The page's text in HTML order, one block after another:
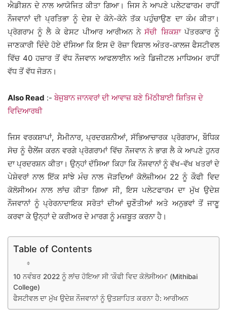
ਐਡੀਸ਼ਨ ਦੇ ਨਾਲ ਆਯੋਜਿਤ ਕੀਤਾ ਗਿਆ। ਜਿਸ ਨੇ ਆਪਣੇ ਪਲੇਟਫਾਰਮ ਰਾਹੀਂ
ਨੌਜਵਾਨਾਂ ਦੀ ਪ੍ਰਤਿਭਾ ਨੂੰ ਦੇਸ਼ ਦੇ ਕੋਨੇ-ਕੋਨੇ ਤੱਕ ਪਹੁੰਚਾਉਣ ਦਾ ਕੰਮ ਕੀਤਾ।
ਪ੍ਰੋਗਰਾਮ ਨੂੰ ਲੈ ਕੇ ਫੇਸਟ ਪੀਆਰ ਆਰੀਅਨ ਨੇਸੱਚੀ ਸ਼ਿਕਸ਼ਾਪੱਤਰਕਾਰ ਨੂੰ
ਜਾਣਕਾਰੀ ਦਿੰਦੇ ਹੋਏ ਦੱਸਿਆ ਕਿ ਇਸ ਦੋ ਰੋਜ਼ਾ ਵਿਸ਼ਾਲ ਅੰਤਰ-ਕਾਲਜ ਫੈਸਟੀਵਲ
ਵਿੱਚ 40 ਹਜ਼ਾਰ ਤੋਂ ਵੱਧ ਨੌਜਵਾਨ ਆਫਲਾਈਨ ਅਤੇ ਡਿਜੀਟਲ ਮਾਧਿਅਮ ਰਾਹੀਂ
ਵੱਧ ਤੋਂ ਵੱਧ ਜੋੜਨ।
Also Read :- ਬੇਜੁਬਾਨ ਜਾਨਵਰਾਂ ਦੀ ਆਵਾਜ਼ ਬਣੇ ਮਿੱਠੀਬਾਈ ਸ਼ਿਤਿਜ ਦੇ
ਵਿਦਿਆਰਥੀ
ਜਿਸ ਵਰਕਸ਼ਾਪਾਂ, ਸੈਮੀਨਾਰ, ਪ੍ਰਦਰਸ਼ਨੀਆਂ, ਸੱਭਿਆਚਾਰਕ ਪ੍ਰੋਗਰਾਮ, ਬੌਧਿਕ
ਸੋਚ ਨੂੰ ਚੈਲੇਂਜ ਕਰਨ ਵਰਗੇ ਪ੍ਰੋਗਰਾਮਾਂ ਵਿੱਚ ਨੌਜਵਾਨ ਨੇ ਭਾਗ ਲੈ ਕੇ ਆਪਣੇ ਹੁਨਰ
ਦਾ ਪ੍ਰਦਰਸ਼ਨ ਕੀਤਾ। ਉਨ੍ਹਾਂ ਦੱਸਿਆ ਕਿਹਾ ਕਿ ਨੌਜਵਾਨਾਂ ਨੂੰ ਵੱਖ-ਵੱਖ ਖਤਰਾਂ ਦੇ
ਪੇਸ਼ੇਵਰਾਂ ਨਾਲ ਇੱਕ ਸਾਂਝੇ ਮੰਚ ਨਾਲ ਜੋੜਦਿਆਂ ਕੋਲੋਜ਼ੀਅਮ 22 ਨੂੰ ਕੌਫੀ ਵਿਦ
ਕੋਲੋਸੀਅਮ ਨਾਲ ਲਾਂਚ ਕੀਤਾ ਗਿਆ ਸੀ, ਇਸ ਪਲੇਟਫਾਰਮ ਦਾ ਮੁੱਖ ਉਦੇਸ਼
ਨੌਜਵਾਨਾਂ ਨੂੰ ਪ੍ਰੇਰਨਾਦਾਇਕ ਸਰੋਤਾਂ ਦੀਆਂ ਚੁਣੌਤੀਆਂ ਅਤੇ ਅਨੁਭਵਾਂ ਤੋਂ ਜਾਣੂ
ਕਰਵਾ ਕੇ ਉਨ੍ਹਾਂ ਦੇ ਕਰੀਅਰ ਦੇ ਮਾਰਗ ਨੂੰ ਮਜ਼ਬੂਤ ​​ਕਰਨਾ ਹੈ।
Table of Contents
10 ਨਵੰਬਰ 2022 ਨੂੰ ਲਾਂਚ ਹੋਇਆ ਸੀ ‘ਕੌਫੀ ਵਿਦ ਕੋਲੋਸੀਅਮ’ (Mithibai
College)
ਫੈਸਟੀਵਲ ਦਾ ਮੁੱਖ ਉਦੇਸ਼ ਨੌਜਵਾਨਾਂ ਨੂੰ ਉਤਸ਼ਾਹਿਤ ਕਰਨਾ ਹੈ: ਆਰੀਅਨ